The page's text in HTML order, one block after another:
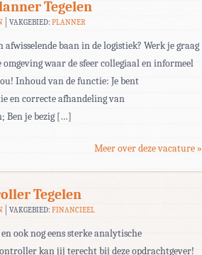
Tegelen
VAKGEBIED:PLANNER
baan in de logistiek? Werk je graag
waar de sfeer collegiaal en informeel
Inhoud van de functie: Je bent
en correcte afhandeling van
Ben je bezig […]
Meer over deze vacature »
Tegelen
VAKGEBIED:FINANCIEEL
ook nog eens sterke analytische
kan jij terecht bij deze opdrachtgever!